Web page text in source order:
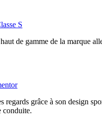
S
de gamme de la marque
regards grâce à son design
conduite.